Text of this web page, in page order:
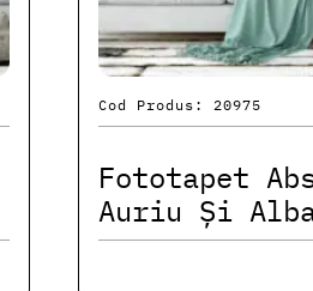
Cod Produs: 20975
Fototapet
Auriu Și